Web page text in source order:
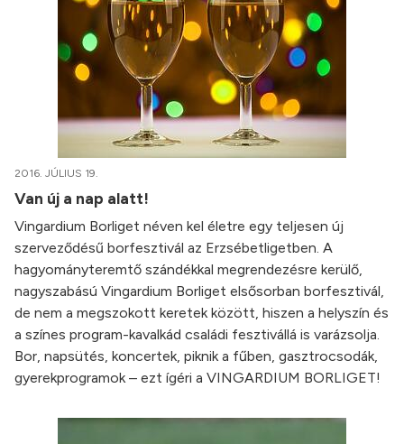
2016. JÚLIUS 19.
Van új a nap alatt!
Vingardium Borliget néven kel életre egy teljesen új
szerveződésű borfesztivál az Erzsébetligetben. A
hagyományteremtő szándékkal megrendezésre kerülő,
nagyszabású Vingardium Borliget elsősorban borfesztivál,
de nem a megszokott keretek között, hiszen a helyszín és
a színes program-kavalkád családi fesztivállá is varázsolja.
Bor, napsütés, koncertek, piknik a fűben, gasztrocsodák,
gyerekprogramok – ezt ígéri a VINGARDIUM BORLIGET!